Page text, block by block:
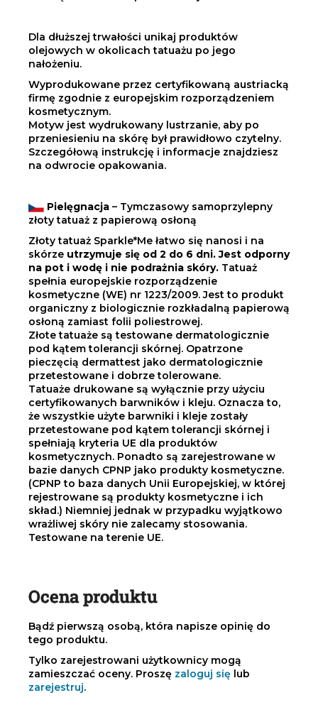
Dla dłuższej trwałości unikaj produktów
olejowych w okolicach tatuażu po jego
nałożeniu.
Wyprodukowane przez certyfikowaną austriacką
firmę zgodnie z europejskim rozporządzeniem
kosmetycznym.
Motyw jest wydrukowany lustrzanie, aby po
przeniesieniu na skórę był prawidłowo czytelny.
Szczegółową instrukcję i informacje znajdziesz
na odwrocie opakowania.
Pielęgnacja – Tymczasowy samoprzylepny
złoty tatuaż z papierową osłoną
Złoty tatuaż Sparkle*Me łatwo się nanosi i na
skórze utrzymuje się od 2 do 6 dni. Jest odporny
na pot i wodę i nie podrażnia skóry. Tatuaż
spełnia europejskie rozporządzenie
kosmetyczne (WE) nr 1223/2009. Jest to produkt
organiczny z biologicznie rozkładalną papierową
osłoną zamiast folii poliestrowej.
Złote tatuaże są testowane dermatologicznie
pod kątem tolerancji skórnej. Opatrzone
pieczęcią dermattest jako dermatologicznie
przetestowane i dobrze tolerowane.
Tatuaże drukowane są wyłącznie przy użyciu
certyfikowanych barwników i kleju. Oznacza to,
że wszystkie użyte barwniki i kleje zostały
przetestowane pod kątem tolerancji skórnej i
spełniają kryteria UE dla produktów
kosmetycznych. Ponadto są zarejestrowane w
bazie danych CPNP jako produkty kosmetyczne.
(CPNP to baza danych Unii Europejskiej, w której
rejestrowane są produkty kosmetyczne i ich
skład.) Niemniej jednak w przypadku wyjątkowo
wrażliwej skóry nie zalecamy stosowania.
Testowane na terenie UE.
Ocena produktu
Bądź pierwszą osobą, która napisze opinię do
tego produktu.
Tylko zarejestrowani użytkownicy mogą
zamieszczać oceny. Proszę zaloguj się lub
zarejestruj.